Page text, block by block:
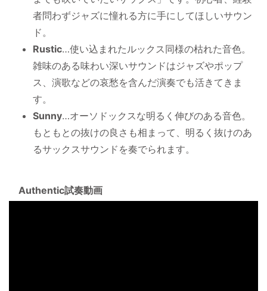
者問わずジャズに憧れる方に手にしてほしいサウン
ド。
Rustic…使い込まれたルックス同様の枯れた音色。
雑味のある味わい深いサウンドはジャズやポップ
ス、演歌などの哀愁を含んだ演奏でも活きてきま
す。
Sunny…オーソドックスな明るく伸びのある音色。
もともとの抜けの良さも相まって、明るく抜けのあ
るサックスサウンドを奏でられます。
Authentic試奏動画